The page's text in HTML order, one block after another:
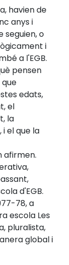
havien de
anys i
seguien, o
i
a l'EGB.
pensen
edats,
el
la
el que la
afirmen.
d'EGB.
78, a
escola Les
pluralista,
global i